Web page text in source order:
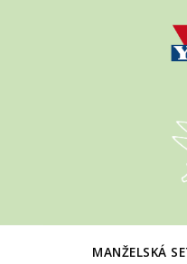
MANŽELSKÁ